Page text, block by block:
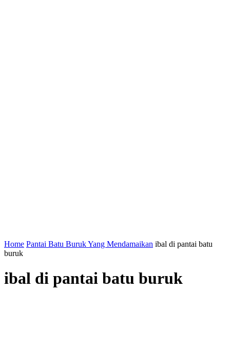
Home Pantai Batu Buruk Yang Mendamaikan ibal di pantai batu
buruk
ibal di pantai batu buruk